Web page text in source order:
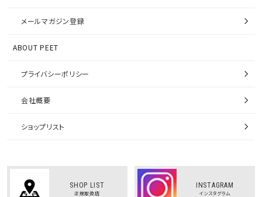
メールマガジン登録
ABOUT PEET
プライバシーポリシー
会社概要
ショップリスト
SHOP LIST
正規取扱店
INSTAGRAM
インスタグラム